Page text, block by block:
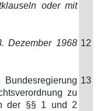
oder mit
Dezember 1968 12
zu
der §§ 1 und 2
13